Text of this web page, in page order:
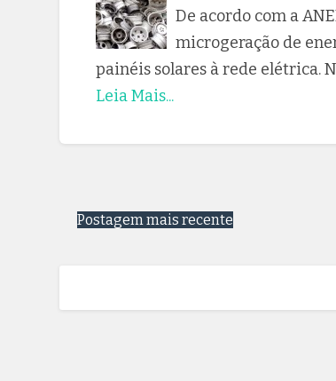
De acordo com a
microgeração de
painéis solares à rede elétrica.
Leia Mais...
Postagem mais recente